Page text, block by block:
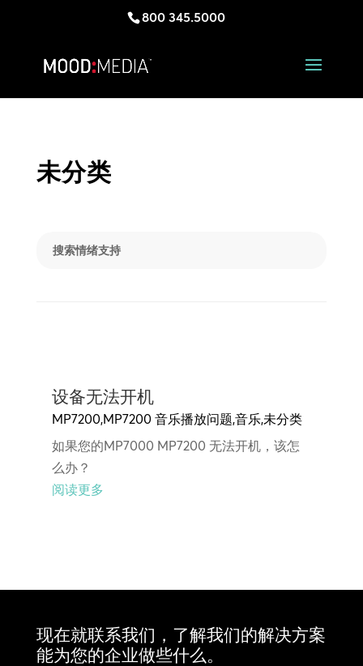
800 345.5000
未分类
设备无法开机
MP7200,MP7200 音乐播放问题,音乐,未分类
如果您的MP7000 MP7200 无法开机，该怎
么办？
阅读更多
现在就联系我们，了解我们的解决方案
能为您的企业做些什么。